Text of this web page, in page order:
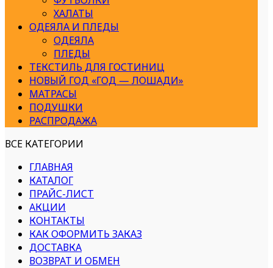
ХАЛАТЫ
ОДЕЯЛА И ПЛЕДЫ
ОДЕЯЛА
ПЛЕДЫ
ТЕКСТИЛЬ ДЛЯ ГОСТИНИЦ
НОВЫЙ ГОД «ГОД — ЛОШАДИ»
МАТРАСЫ
ПОДУШКИ
РАСПРОДАЖА
ВСЕ КАТЕГОРИИ
ГЛАВНАЯ
КАТАЛОГ
ПРАЙС-ЛИСТ
АКЦИИ
КОНТАКТЫ
КАК ОФОРМИТЬ ЗАКАЗ
ДОСТАВКА
ВОЗВРАТ И ОБМЕН